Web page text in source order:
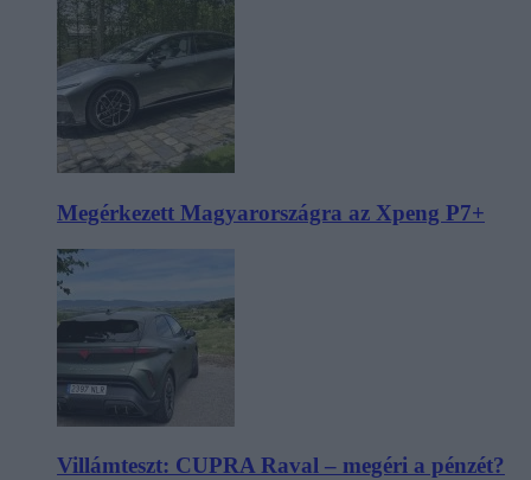
Megérkezett Magyarországra az Xpeng P7+
Villámteszt: CUPRA Raval – megéri a pénzét?